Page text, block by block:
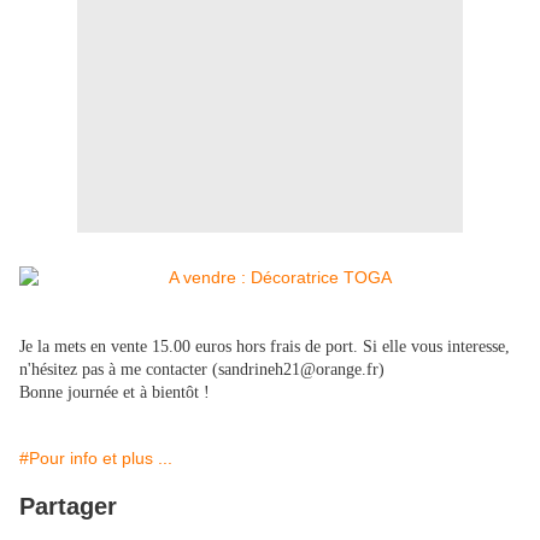
Je la mets en vente 15.00 euros hors frais de port. Si elle vous interesse,
n'hésitez pas à me contacter (sandrineh21@orange.fr)
Bonne journée et à bientôt !
#Pour info et plus ...
Partager